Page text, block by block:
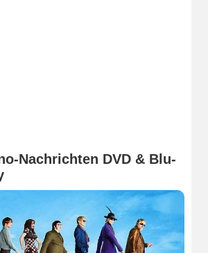
Nachrichten DVD & Blu-